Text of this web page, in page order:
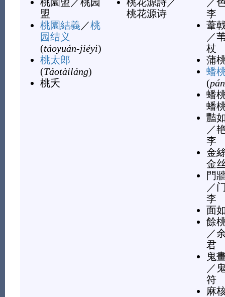
盟
桃園結義 ／桃
园结义
(táoyuán-jiéyì)
桃太郎
(Táotàiláng)
桃夭
桃花源诗
李
葦
／
杖
蒲
蟠
(
蟠
蟠
豔
／
李
金
金
門
／
李
面
餘
／
君
鬼
／
符
麻